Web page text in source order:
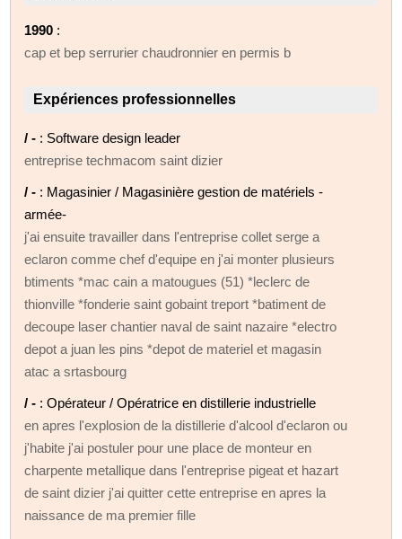
1990 :
cap et bep serrurier chaudronnier en permis b
Expériences professionnelles
/ - : Software design leader
entreprise techmacom saint dizier
/ - : Magasinier / Magasinière gestion de matériels -
armée-
j'ai ensuite travailler dans l'entreprise collet serge a
eclaron comme chef d'equipe en j'ai monter plusieurs
btiments *mac cain a matougues (51) *leclerc de
thionville *fonderie saint gobaint treport *batiment de
decoupe laser chantier naval de saint nazaire *electro
depot a juan les pins *depot de materiel et magasin
atac a srtasbourg
/ - : Opérateur / Opératrice en distillerie industrielle
en apres l'explosion de la distillerie d'alcool d'eclaron ou
j'habite j'ai postuler pour une place de monteur en
charpente metallique dans l'entreprise pigeat et hazart
de saint dizier j'ai quitter cette entreprise en apres la
naissance de ma premier fille